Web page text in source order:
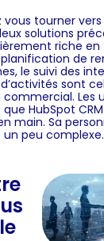
vous tourner vers
solutions
riche en
de
le suivi des
sont
Les
HubSpot
main. Sa
un peu complexe.